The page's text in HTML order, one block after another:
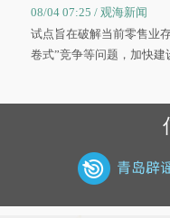
08/04 07:25 / 观海新闻
试点旨在破解当前零售业
卷式”竞争等问题，加快